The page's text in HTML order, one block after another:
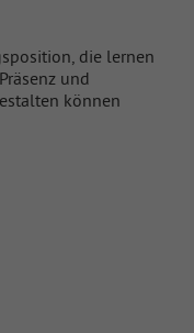
die lernen
und
können